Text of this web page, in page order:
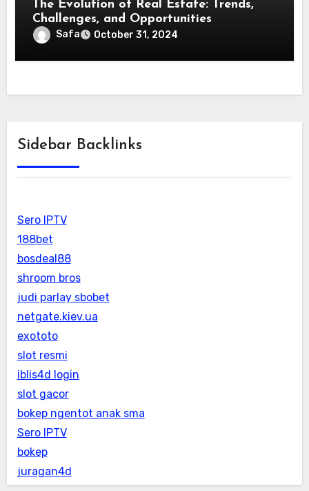
The Evolution of Real Estate: Trends,
Challenges, and Opportunities
Safa October 31, 2024
Sidebar Backlinks
Sero IPTV
188bet
bosdeal88
shroom bros
judi parlay sbobet
netgate.kiev.ua
exototo
slot resmi
iblis4d login
slot gacor
bokep ngentot anak sma
Sero IPTV
bokep
juragan4d